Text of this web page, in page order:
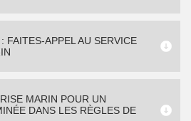
FAITES-APPEL AU SERVICE
MARIN POUR UN
DANS LES RÈGLES DE